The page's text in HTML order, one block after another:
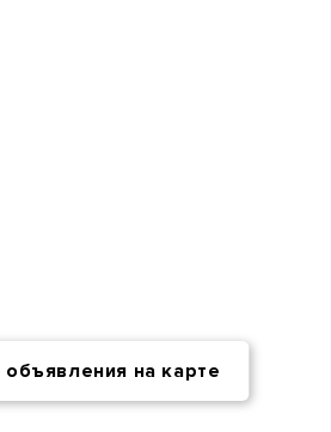
объявления на карте